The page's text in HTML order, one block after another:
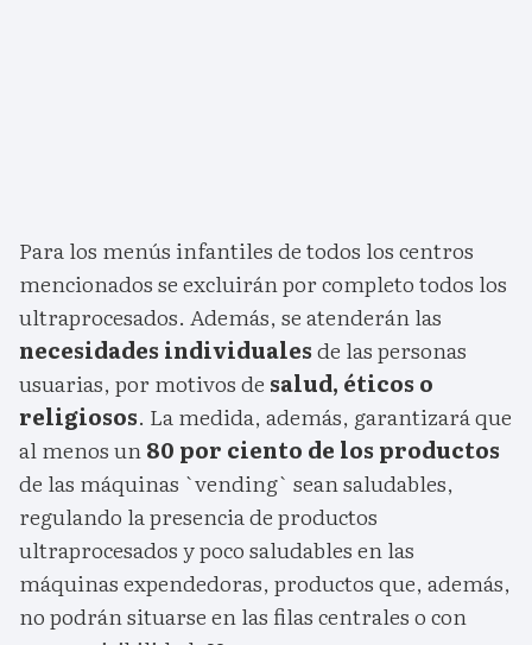
Para los menús infantiles de todos los centros
mencionados se excluirán por completo todos los
ultraprocesados. Además, se atenderán las
necesidades individualesde las personas
usuarias, por motivos de salud, éticos o
religiosos. La medida, además, garantizará que
al menos un80 por ciento de los productos
de las máquinas `vending` sean saludables,
regulando la presencia de productos
ultraprocesados y poco saludables en las
máquinas expendedoras, productos que, además,
no podrán situarse en las filas centrales o con